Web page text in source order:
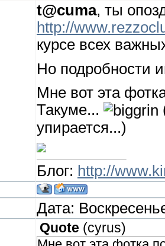
t@cuma, ты
http://
курсе всех
Но подробности
Мне вот эта
Такуме...
упирается...)
Блог: http://
Дата:
Quote (cyrus)